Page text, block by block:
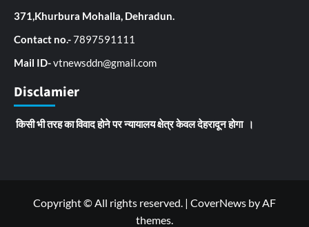
371,Khurbura Mohalla, Dehradun.
Contact no.-7897591111
Mail ID-vtnewsddn@gmail.com
Disclamier
किसी भी तरह का विवाद होने पर न्यायालय क्षेत्र केवल देहरादून होगा ।
Copyright © All rights reserved. | CoverNews by AF
themes.